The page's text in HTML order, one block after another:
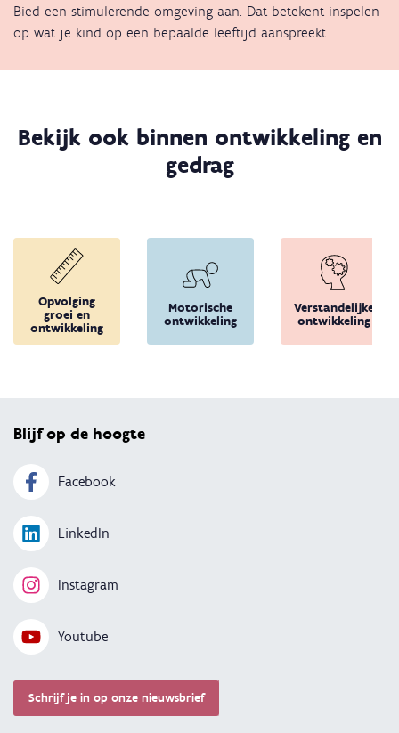
Bied een stimulerende omgeving aan. Dat betekent inspelen
op wat je kind op een bepaalde leeftijd aanspreekt.
Bekijk ook binnen ontwikkeling en
gedrag
Opvolging
groei en
ontwikkeling
Motorische
ontwikkeling
Verstandelijke
ontwikkeling
Blijf op de hoogte
Facebook
LinkedIn
Instagram
Youtube
Schrijf je in op onze nieuwsbrief